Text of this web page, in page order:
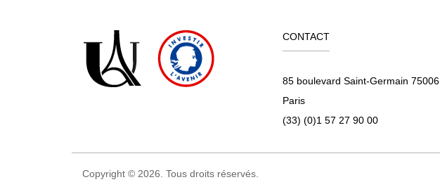
CONTACT
85 boulevard Saint-Germain 75006
Paris
(33) (0)1 57 27 90 00
Copyright © 2026. Tous droits réservés.